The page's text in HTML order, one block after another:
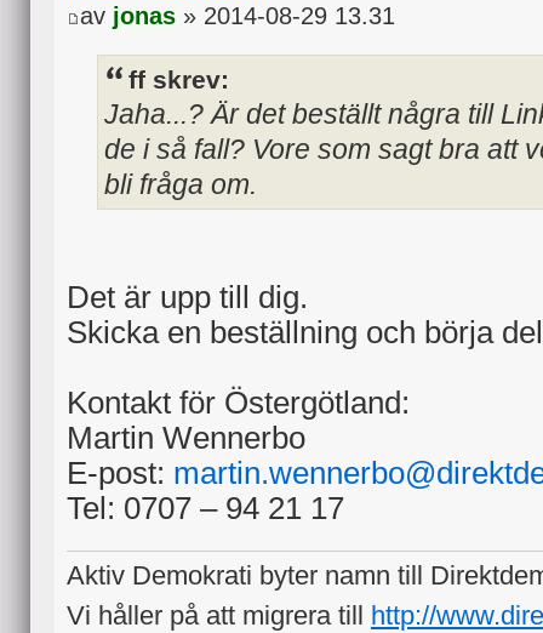
av jonas » 2014-08-29 13.31
ff skrev:
Jaha...? Är det beställt några till
de i så fall? Vore som sagt bra att
bli fråga om.
Det är upp till dig.
Skicka en beställning och börja
Kontakt för Östergötland:
Martin Wennerbo
E-post:
Tel: 0707 – 94 21 17
Aktiv Demokrati byter namn till
Vi håller på att migrera till http://